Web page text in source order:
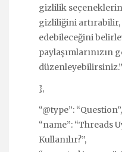
gizlilik
gizliliğini
edebileceğini
paylaşımlarınızın
düzenleyebilirsiniz.”
},
“@type”: “Question”,
“name”: “Threads
Kullanılır?”,